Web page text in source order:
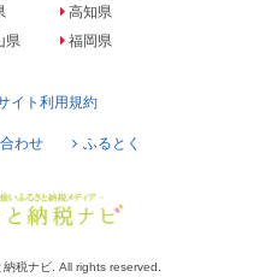
県
高知県
福岡県
イト利用規約
わせ ふるとく
税ナビ. All rights reserved.